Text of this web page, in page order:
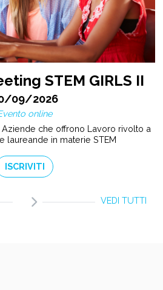
STEM GIRLS II
09/2026
online
che offrono Lavoro rivolto a
laureande in materie STEM
ISCRIVITI
VEDI TUTTI